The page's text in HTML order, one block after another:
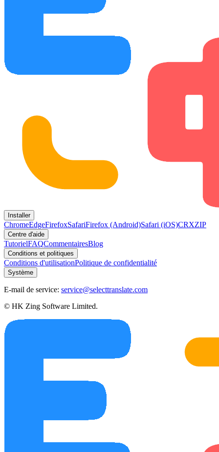
Installer
ChromeEdgeFirefoxSafariFirefox (Android)Safari (iOS)CRXZIP
Centre d'aide
TutorielFAQCommentairesBlog
Conditions et politiques
Conditions d'utilisationPolitique de confidentialité
Système
E-mail de service: service@selecttranslate.com
© HK Zing Software Limited.